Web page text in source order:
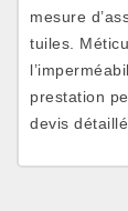
mesure
tuiles.
prestation
devis